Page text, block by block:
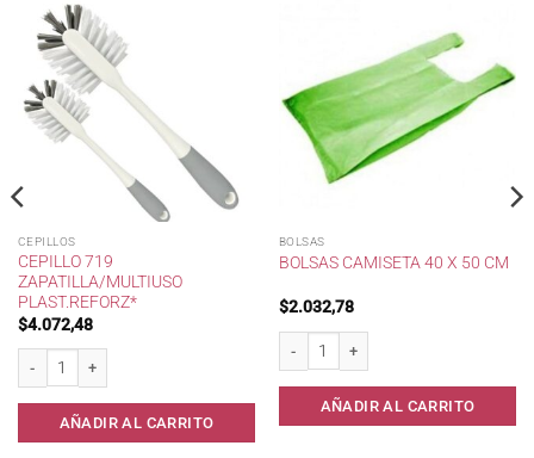
CEPILLOS
CEPILLO 719
ZAPATILLA/MULTIUSO
PLAST.REFORZ*
$4.072,48
Cepillo 719 Zapatilla/Multiuso Plast.Reforz* cantidad
AÑADIR AL CARRITO
BOLSAS
BOLSAS CAMISETA 40 X 50 CM
$2.032,78
Bolsas camiseta 40 x 50 cm cantidad
AÑADIR AL CARRITO